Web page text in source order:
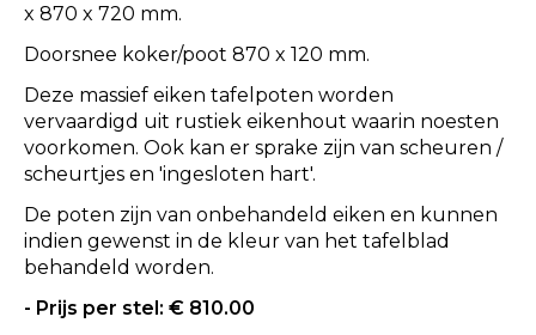
x 870 x 720 mm.
Doorsnee koker/poot 870 x 120 mm.
Deze massief eiken tafelpoten worden
vervaardigd uit rustiek eikenhout waarin noesten
voorkomen. Ook kan er sprake zijn van scheuren /
scheurtjes en 'ingesloten hart'.
De poten zijn van onbehandeld eiken en kunnen
indien gewenst in de kleur van het tafelblad
behandeld worden.
- Prijs per stel: € 810.00